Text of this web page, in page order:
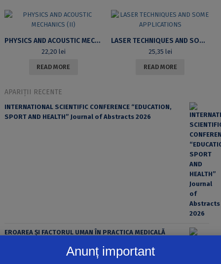
PHYSICS AND ACOUSTIC MECHANICS (II)
22,20 lei
READ MORE
LASER TECHNIQUES AND SOME APPLICATIONS
25,35 lei
READ MORE
APARIȚII RECENTE
INTERNATIONAL SCIENTIFIC CONFERENCE “EDUCATION,
SPORT AND HEALTH” Journal of Abstracts 2026
EROAREA ȘI FACTORUL UMAN ÎN PRACTICA MEDICALĂ
Anunț important